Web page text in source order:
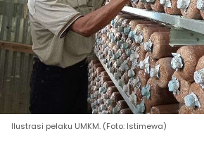
Ilustrasi pelaku UMKM. (Foto: Istimewa)